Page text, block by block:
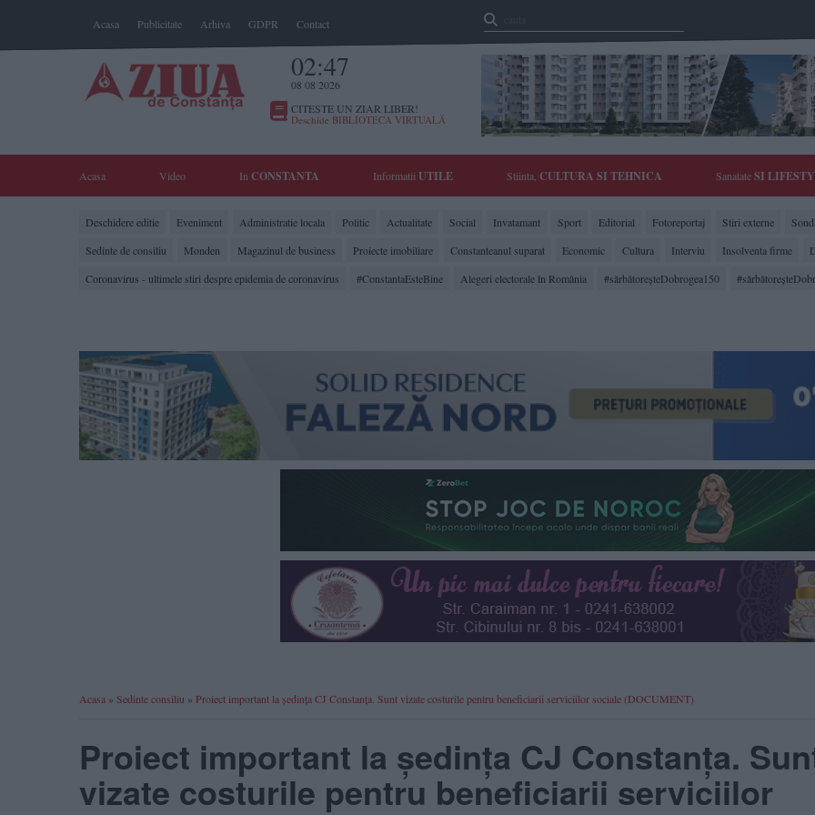
Acasa Publicitate Arhiva GDPR Contact
02:47
08 08 2026
CITESTE UN ZIAR LIBER!
Deschide BIBLIOTECA VIRTUALĂ
Acasa Video In CONSTANTA Informatii UTILE Stiinta, CULTURA SI TEHNICA SanatateSI
Deschidere editie Eveniment Administratie locala Politic Actualitate Social Invatamant Sport Editorial Fotoreportaj Stiri externe
Sedinte de consiliu
Monden Magazinul de business Proiecte imobiliare Constanteanul suparat Economic Cultura Interviu Insolventa firme
Coronavirus - ultimele stiri despre epidemia de coronavirus
#ConstantaEsteBine Alegeri electorale în România #sărbătoreşteDobrogea150
Acasa » Sedinte consiliu » Proiect important la ședința CJ Constanța. Sunt vizate costurile pentru beneficiarii serviciilor sociale (DOCUMENT)
Proiect important la ședința CJ Constanța.
vizate costurile pentru beneficiarii serviciilor